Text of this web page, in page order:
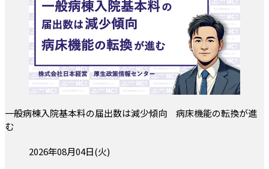
一般病棟入院基本料の届出数は減少傾向 病床機能の転換が進
む
投稿日:2026年08月04日(火)